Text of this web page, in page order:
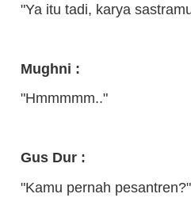
"Ya itu tadi, karya
Mughni :
"Hmmmmm.."
Gus Dur :
"Kamu pernah pesantren?"